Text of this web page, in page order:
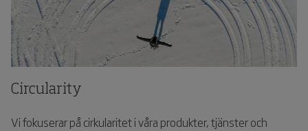
Circularity
Vi fokuserar på cirkularitet i våra produkter, tjänster och